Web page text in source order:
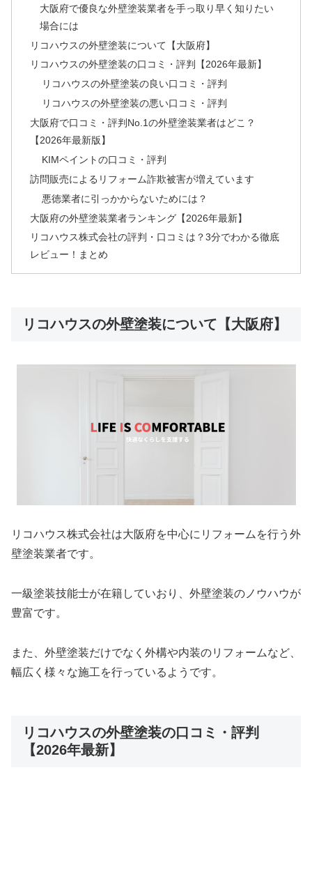
大阪府で優良な外壁塗装業者を手っ取り早く知りたい
場合には
リコハウスの外壁塗装について【大阪府】
リコハウスの外壁塗装の口コミ・評判【2026年最新】
リコハウスの外壁塗装の良い口コミ・評判
リコハウスの外壁塗装の悪い口コミ・評判
大阪府で口コミ・評判No.1の外壁塗装業者はどこ？
【2026年最新版】
KIMペイントの口コミ・評判
訪問販売によるリフォーム詐欺被害が増えています
悪徳業者に引っかからないためには？
大阪府の外壁塗装業者ランキング【2026年最新】
リコハウス株式会社の評判・口コミは？3分でわかる徹底
レビュー！まとめ
リコハウスの外壁塗装について【大阪府】
リコハウス株式会社は大阪府を中心にリフォームを行う外
壁塗装業者です。
一級塗装技能士が在籍していおり、外壁塗装のノウハウが
豊富です。
また、外壁塗装だけでなく外構や内装のリフォームなど、
幅広く様々な施工を行っているようです。
リコハウスの外壁塗装の口コミ・評判
【2026年最新】